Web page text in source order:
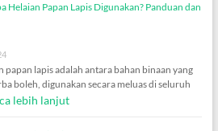
Helaian Papan Lapis Digunakan? Panduan dan
papan lapis adalah antara bahan binaan yang
boleh, digunakan secara meluas di seluruh
lebih lanjut